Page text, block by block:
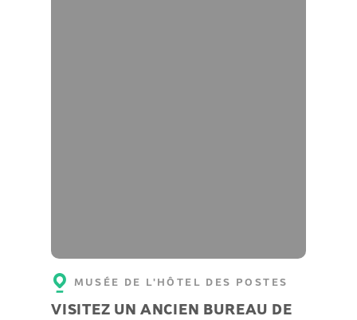
MUSÉE DE L'HÔTEL DES POSTES
VISITEZ UN ANCIEN BUREAU DE